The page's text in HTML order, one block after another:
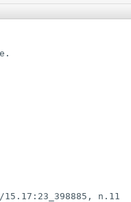
15.17:23_398885, n.11